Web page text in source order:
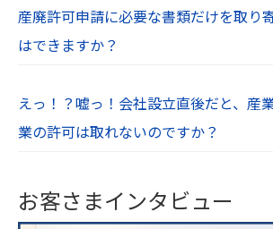
産廃許可申請に必要な書類だけを取り
はできますか？
えっ！？嘘っ！会社設立直後だと、産
業の許可は取れないのですか？
お客さまインタビュー